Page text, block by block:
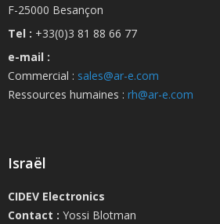
F-25000 Besançon
Tel : +33(0)3 81 88 66 77
e-mail :
Commercial : sales@ar-e.com
Ressources humaines : rh@ar-e.com
Israël
CIDEV Electronics
Contact : Yossi Blotman